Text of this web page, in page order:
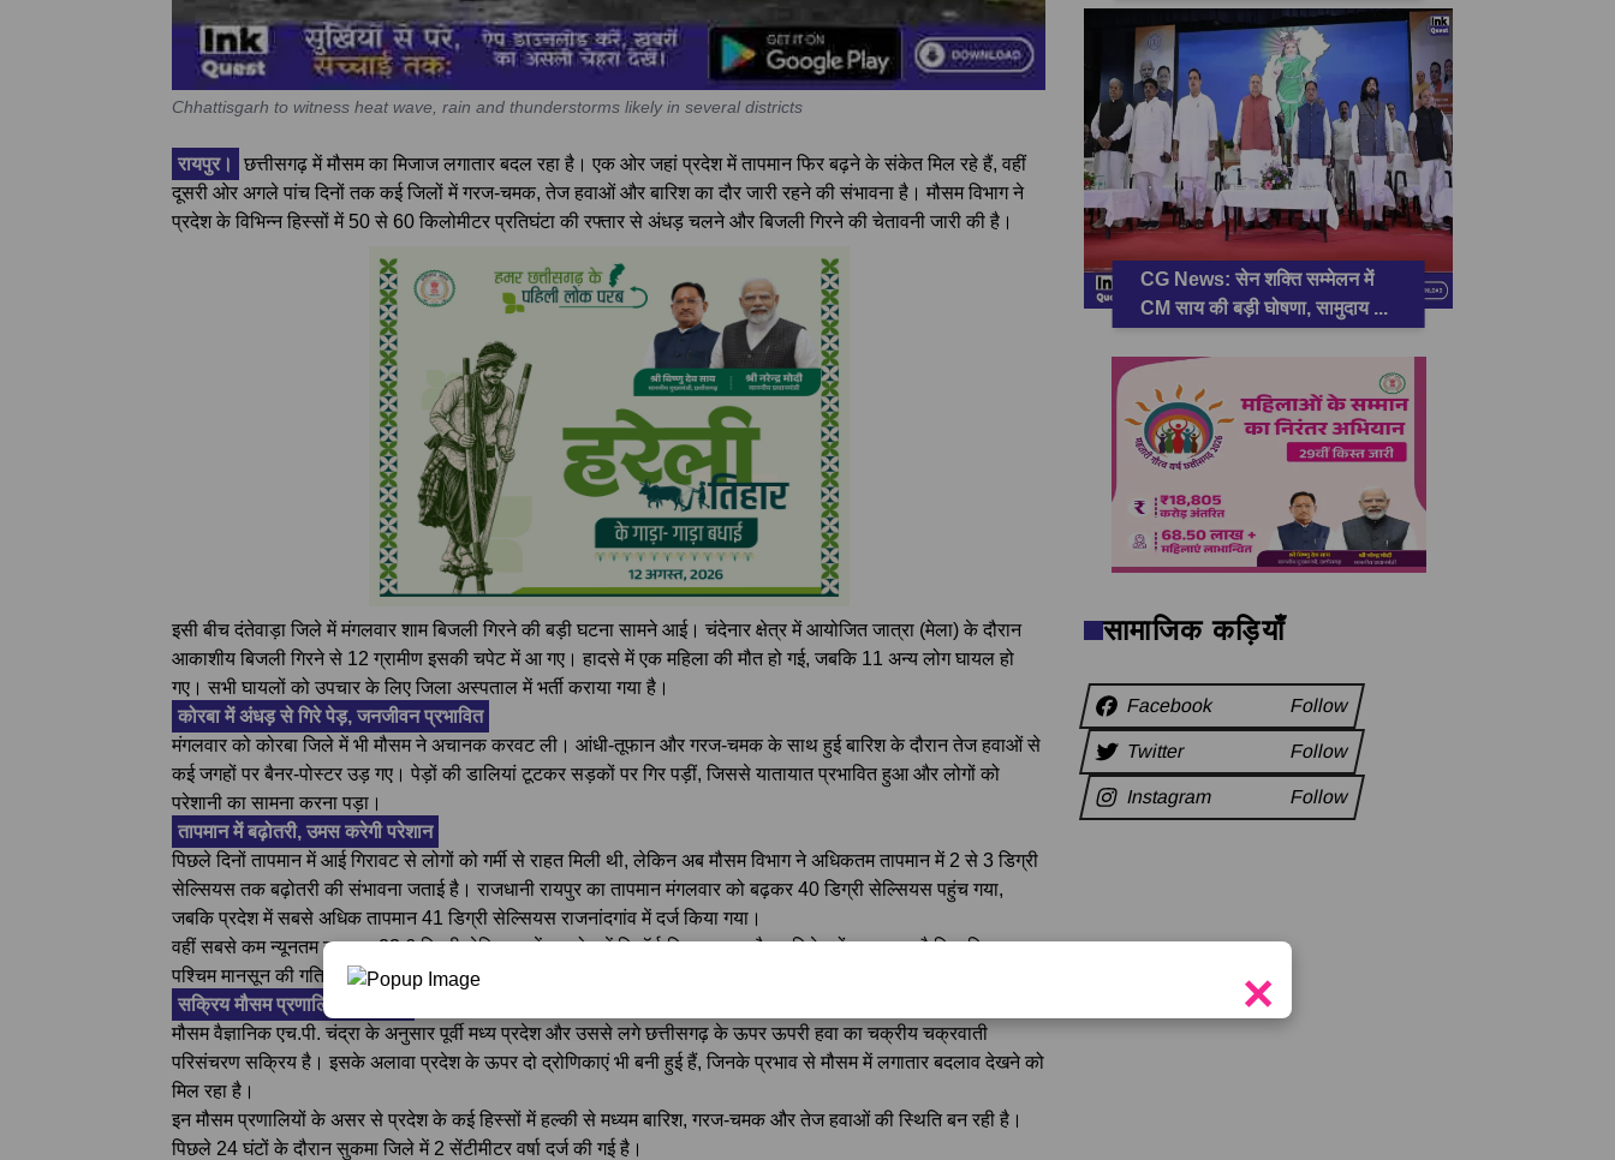
×
Chhattisgarh to witness heat wave, rain and thunderstorms likely in several districts
रायपुर।
छत्तीसगढ़ में मौसम का मिजाज लगातार बदल रहा है। एक ओर जहां प्रदेश में तापमान फिर बढ़ने के संकेत मिल रहे हैं, वहीं
दूसरी ओर अगले पांच दिनों तक कई जिलों में गरज-चमक, तेज हवाओं और बारिश का दौर जारी रहने की संभावना है। मौसम विभाग ने
प्रदेश के विभिन्न हिस्सों में 50 से 60 किलोमीटर प्रतिघंटा की रफ्तार से अंधड़ चलने और बिजली गिरने की चेतावनी जारी की है।
इसी बीच दंतेवाड़ा जिले में मंगलवार शाम बिजली गिरने की बड़ी घटना सामने आई। चंदेनार क्षेत्र में आयोजित जात्रा (मेला) के दौरान
आकाशीय बिजली गिरने से 12 ग्रामीण इसकी चपेट में आ गए। हादसे में एक महिला की मौत हो गई, जबकि 11 अन्य लोग घायल हो
गए। सभी घायलों को उपचार के लिए जिला अस्पताल में भर्ती कराया गया है।
कोरबा में अंधड़ से गिरे पेड़, जनजीवन प्रभावित
मंगलवार को कोरबा जिले में भी मौसम ने अचानक करवट ली। आंधी-तूफान और गरज-चमक के साथ हुई बारिश के दौरान तेज हवाओं से
कई जगहों पर बैनर-पोस्टर उड़ गए। पेड़ों की डालियां टूटकर सड़कों पर गिर पड़ीं, जिससे यातायात प्रभावित हुआ और लोगों को
परेशानी का सामना करना पड़ा।
तापमान में बढ़ोतरी, उमस करेगी परेशान
पिछले दिनों तापमान में आई गिरावट से लोगों को गर्मी से राहत मिली थी, लेकिन अब मौसम विभाग ने अधिकतम तापमान में 2 से 3 डिग्री
सेल्सियस तक बढ़ोतरी की संभावना जताई है। राजधानी रायपुर का तापमान मंगलवार को बढ़कर 40 डिग्री सेल्सियस पहुंच गया,
जबकि प्रदेश में सबसे अधिक तापमान 41 डिग्री सेल्सियस राजनांदगांव में दर्ज किया गया।
वहीं सबसे कम न्यूनतम तापमान 23.6 डिग्री सेल्सियस पेंड्रा रोड में रिकॉर्ड किया गया। मौसम विशेषज्ञों का कहना है कि दक्षिण-
पश्चिम मानसून की गतिविधियां बढ़ने से वातावरण में नमी बढ़ेगी, जिससे उमस भरी गर्मी लोगों की परेशानी बढ़ा सकती है।
सक्रिय मौसम प्रणालियों का असर
मौसम वैज्ञानिक एच.पी. चंद्रा के अनुसार पूर्वी मध्य प्रदेश और उससे लगे छत्तीसगढ़ के ऊपर ऊपरी हवा का चक्रीय चक्रवाती
परिसंचरण सक्रिय है। इसके अलावा प्रदेश के ऊपर दो द्रोणिकाएं भी बनी हुई हैं, जिनके प्रभाव से मौसम में लगातार बदलाव देखने को
मिल रहा है।
इन मौसम प्रणालियों के असर से प्रदेश के कई हिस्सों में हल्की से मध्यम बारिश, गरज-चमक और तेज हवाओं की स्थिति बन रही है।
पिछले 24 घंटों के दौरान सुकमा जिले में 2 सेंटीमीटर वर्षा दर्ज की गई है।
CG News: सेन शक्ति सम्मेलन में
CM साय की बड़ी घोषणा, सामुदाय...
सामाजिक कड़ियाँ
Facebook Follow
Twitter Follow
Instagram Follow